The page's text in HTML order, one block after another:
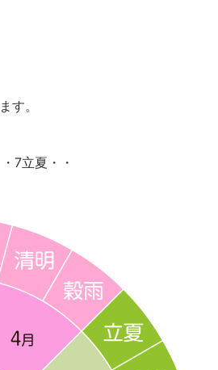
す。
7立夏・・